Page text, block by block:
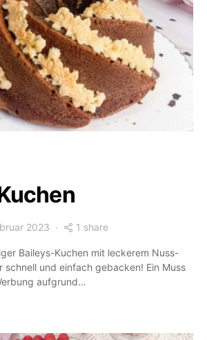
2023 1 share
Baileys-Kuchen mit leckerem Nuss-
schnell und einfach gebacken! Ein Muss
aufgrund…